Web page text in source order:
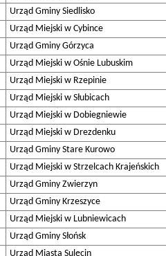
Urząd Gminy Siedlisko
Urząd Miejski w Cybince
Urząd Gminy Górzyca
Urząd Miejski w Ośnie Lubuskim
Urząd Miejski w Rzepinie
Urząd Miejski w Słubicach
Urząd Miejski w Dobiegniewie
Urząd Miejski w Drezdenku
Urząd Gminy Stare Kurowo
Urząd Miejski w Strzelcach Krajeńskich
Urząd Gminy Zwierzyn
Urząd Gminy Krzeszyce
Urząd Miejski w Lubniewicach
Urząd Gminy Słońsk
Urząd Miasta Sulęcin